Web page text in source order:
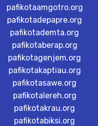
pafikotaamgotro.org
pafikotadepapre.org
pafikotademta.org
pafikotaberap.org
pafikotagenjem.org
pafikotakaptiau.org
pafikotasawe.org
pafikotalereh.org
pafikotakrau.org
pafikotabiksi.org